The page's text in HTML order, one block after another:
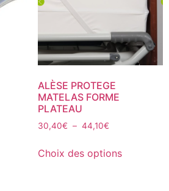
ALÈSE PROTEGE
MATELAS FORME
PLATEAU
30,40€ – 44,10€
Choix des options